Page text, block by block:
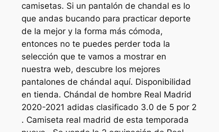
camisetas. Si un pantalón de chandal es lo
que andas bucando para practicar deporte
de la mejor y la forma más cómoda,
entonces no te puedes perder toda la
selección que te vamos a mostrar en
nuestra web, descubre los mejores
pantalones de chándal aquí. Disponibilidad
en tienda. Chándal de hombre Real Madrid
2020-2021 adidas clasificado 3.0 de 5 por 2
. Camiseta real madrid de esta temporada